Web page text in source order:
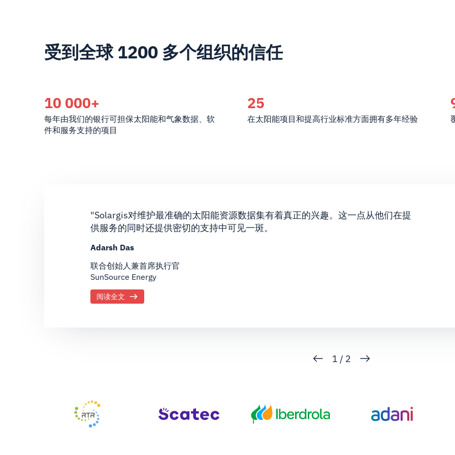
受到全球 1200 多个组织的信任
10 000+
每年由我们的银行可担保太阳能和气象数据、软
件和服务支持的项目
25
在太阳能项目和提高行业标准方面拥有多年经验
"Solargis对维护最准确的太阳能资源数据集有着真正的兴趣。这一点从他们在提
供服务的同时还提供密切的支持中可见一斑。
Adarsh Das
联合创始人兼首席执行官
SunSource Energy
阅读全文
1 / 2